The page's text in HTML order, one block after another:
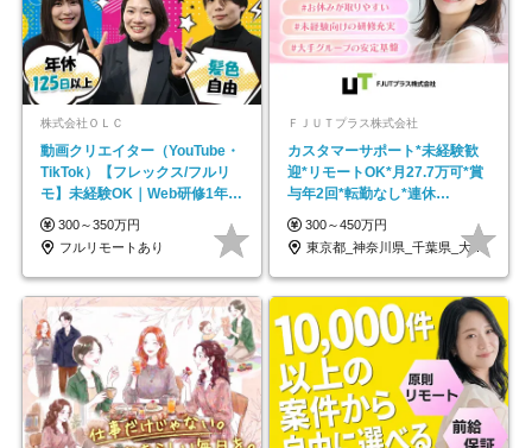
株式会社ＯＬＣ
動画クリエイター（YouTube・
TikTok）【フレックス/フルリ
モ】未経験OK｜Web研修1年間
｜副業OK
300～350万円
フルリモートあり
ＦＪＵＴプラス株式会社
カスタマーサポート*未経験歓
迎*リモートOK*月27.7万可*賞
与年2回*転勤なし*連休
OK/ZE010232
300～450万円
東京都_神奈川県_千葉県_大阪府_愛知県…